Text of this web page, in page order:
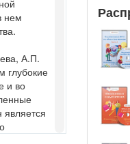
опыт нашего
целом и в
жизни и в
нем
А.П.
глубокие
и во